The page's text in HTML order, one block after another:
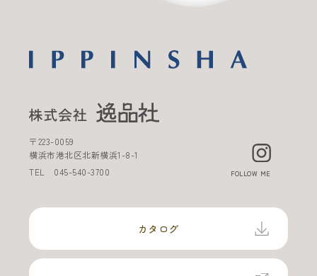
〒223-0059
横浜市港北区北新横浜1-8-1
TEL 045-540-3700 FOLLOW ME
カタログ